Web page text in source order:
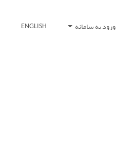
ورود به سامانه ENGLISH